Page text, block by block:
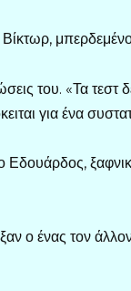
του. «Τα
για ένα
Εδουάρδος,
ο ένας τον